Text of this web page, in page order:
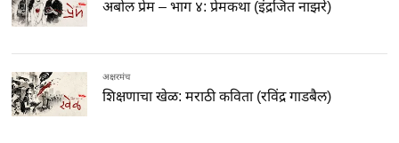
अबोल प्रेम – भाग ४: प्रेमकथा (इंद्रजित नाझरे)
अक्षरमंच
शिक्षणाचा खेळ: मराठी कविता (रविंद्र गाडबैल)